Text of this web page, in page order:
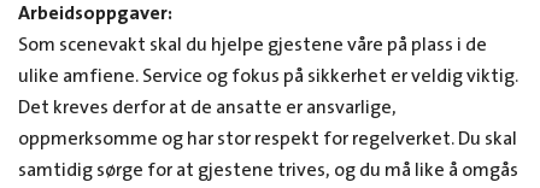
Arbeidsoppgaver:
Som scenevakt skal du hjelpe gjestene våre på plass i de
ulike amfiene. Service og fokus på sikkerhet er veldig viktig.
Det kreves derfor at de ansatte er ansvarlige,
oppmerksomme og har stor respekt for regelverket. Du skal
samtidig sørge for at gjestene trives, og du må like å omgås